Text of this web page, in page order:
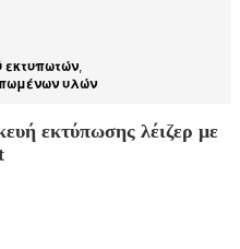
εκτυπωτών,
υλών
εκτύπωσης λέιζερ με